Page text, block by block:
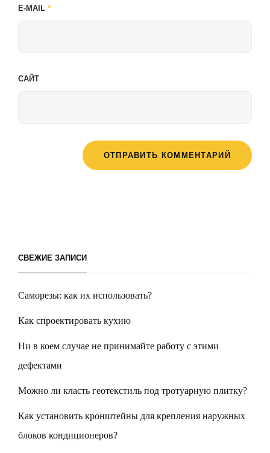
E-MAIL *
САЙТ
СВЕЖИЕ ЗАПИСИ
Саморезы: как их использовать?
Как спроектировать кухню
Ни в коем случае не принимайте работу с этими
дефектами
Можно ли класть геотекстиль под тротуарную плитку?
Как установить кронштейны для крепления наружных
блоков кондиционеров?